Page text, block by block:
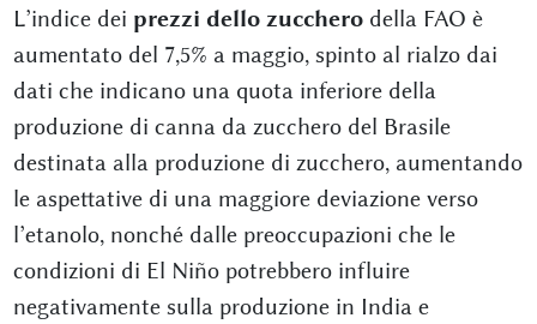
L’indice dei prezzi dello zuccherodella FAO è
aumentato del 7,5% a maggio, spinto al rialzo dai
dati che indicano una quota inferiore della
produzione di canna da zucchero del Brasile
destinata alla produzione di zucchero, aumentando
le aspettative di una maggiore deviazione verso
l’etanolo, nonché dalle preoccupazioni che le
condizioni di El Niño potrebbero influire
negativamente sulla produzione in India e